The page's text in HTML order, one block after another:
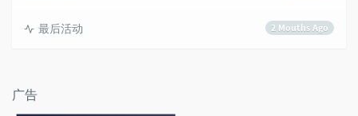
2 Mouths Ago
最后活动
广告